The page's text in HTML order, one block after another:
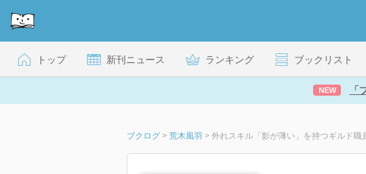
トップ 新刊ニュース ランキング ブックリスト
NEW
ブクログ > 荒木風羽 > 外れスキル「影が薄い」を持つギルド職